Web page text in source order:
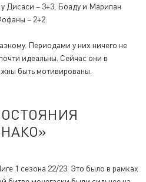
Дисаси – 3+3, Боаду и Марипан
– 2+2.
Периодами у них ничего не
идеальны. Сейчас они в
быть мотивированы.
1 сезона 22/23. Это было в рамках